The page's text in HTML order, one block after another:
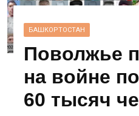
БАШКОРТОСТАН
Поволжье
на войне
60 тысяч